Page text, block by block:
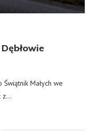
Małych we
z…